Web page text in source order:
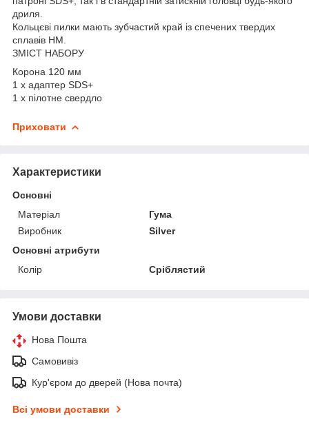
дриля.
Кольцєві пилки мають зубчастий край із спечених твердих
сплавів HM.
ЗМІСТ НАБОРУ
Корона 120 мм
1 x адаптер SDS+
1 x пілотне свердло
Приховати
Характеристики
Основні
Матеріал
Гума
Виробник
Silver
Основні атрибути
Колір
Сріблястий
Умови доставки
Нова Пошта
Самовивіз
Кур'єром до дверей (Нова почта)
Всі умови доставки